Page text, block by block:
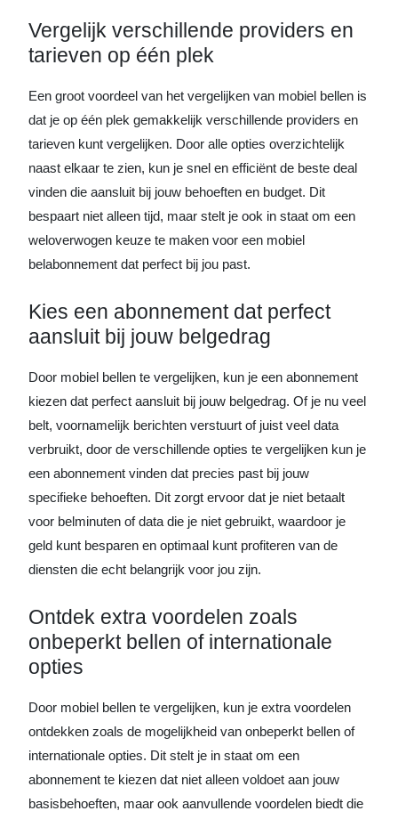
Vergelijk verschillende providers en
tarieven op één plek
Een groot voordeel van het vergelijken van mobiel bellen is
dat je op één plek gemakkelijk verschillende providers en
tarieven kunt vergelijken. Door alle opties overzichtelijk
naast elkaar te zien, kun je snel en efficiënt de beste deal
vinden die aansluit bij jouw behoeften en budget. Dit
bespaart niet alleen tijd, maar stelt je ook in staat om een
weloverwogen keuze te maken voor een mobiel
belabonnement dat perfect bij jou past.
Kies een abonnement dat perfect
aansluit bij jouw belgedrag
Door mobiel bellen te vergelijken, kun je een abonnement
kiezen dat perfect aansluit bij jouw belgedrag. Of je nu veel
belt, voornamelijk berichten verstuurt of juist veel data
verbruikt, door de verschillende opties te vergelijken kun je
een abonnement vinden dat precies past bij jouw
specifieke behoeften. Dit zorgt ervoor dat je niet betaalt
voor belminuten of data die je niet gebruikt, waardoor je
geld kunt besparen en optimaal kunt profiteren van de
diensten die echt belangrijk voor jou zijn.
Ontdek extra voordelen zoals
onbeperkt bellen of internationale
opties
Door mobiel bellen te vergelijken, kun je extra voordelen
ontdekken zoals de mogelijkheid van onbeperkt bellen of
internationale opties. Dit stelt je in staat om een
abonnement te kiezen dat niet alleen voldoet aan jouw
basisbehoeften, maar ook aanvullende voordelen biedt die